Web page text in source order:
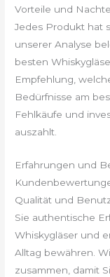
Vorteile und
Jedes Produkt hat
unserer Analyse
besten
Empfehlung,
Bedürfnisse am
Fehlkäufe und
auszahlt.
Erfahrungen und
Qualität und
Sie authentische
Whiskygläser und
Alltag bewähren.
zusammen, damit